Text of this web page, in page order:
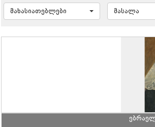
მახასიათებლები მასალა